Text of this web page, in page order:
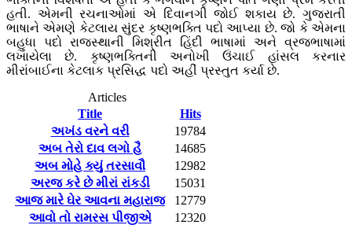
હતી. એમની રચનાઓમાં એ દિવાનગી જોઈ શકાય છે. ગુજરાતી
ભાષાને એમણે કેટલાય સુંદર કૃષ્ણભક્તિ પદો આપ્યા છે. જો કે એમના
બહુધા પદો રાજસ્થાની મિશ્રીત હિંદી ભાષામાં અને વ્રજભાષામાં
લખાયેલા છે. કૃષ્ણભક્તિની અનોખી ઉંચાઈ હાંસલ કરનાર
મીરાંબાઈના કેટલાક પ્રસિદ્ધ પદો અહીં પ્રસ્તુત કર્યા છે.
Articles
Title
Hits
અખંડ વરને વરી
19784
અબ તેરો દાવ લગો હૈ
14685
અબ મોહે ક્યું તરસાવૌ
12982
અરજ કરે છે મીરાં રાંકડી
15031
આજ મારે ઘેર આવના મહારાજ
12779
આવો તો રામરસ પીજીએ
12320